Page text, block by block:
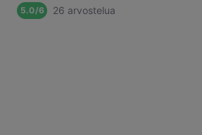
5.0/6 26 arvostelua